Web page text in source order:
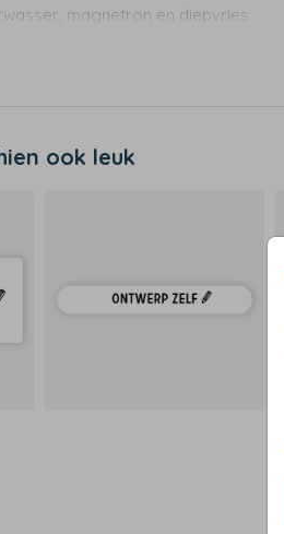
magnetron en diepvries
medium en groot
ook leuk